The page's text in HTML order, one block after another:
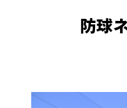
防球